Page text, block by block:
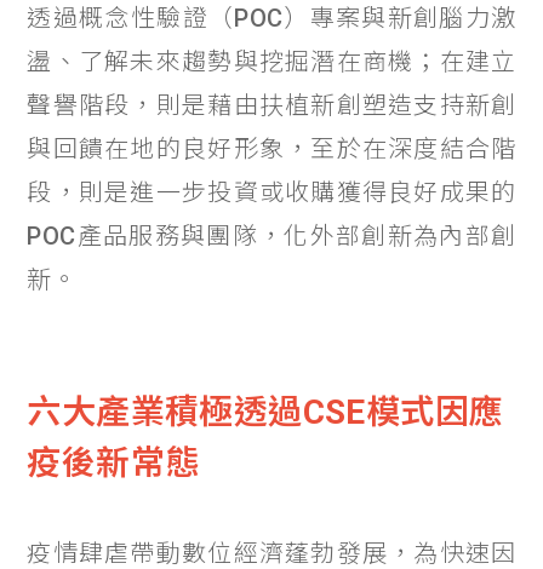
透過概念性驗證（POC）專案與新創腦力激
盪、了解未來趨勢與挖掘潛在商機；在建立
聲譽階段，則是藉由扶植新創塑造支持新創
與回饋在地的良好形象，至於在深度結合階
段，則是進一步投資或收購獲得良好成果的
POC產品服務與團隊，化外部創新為內部創
新。
六大產業積極透過CSE模式因應
疫後新常態
疫情肆虐帶動數位經濟蓬勃發展，為快速因